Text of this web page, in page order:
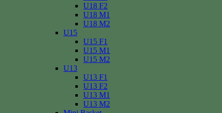
U18 F2
U18 M1
U18 M2
U15
U15 F1
U15 M1
U15 M2
U13
U13 F1
U13 F2
U13 M1
U13 M2